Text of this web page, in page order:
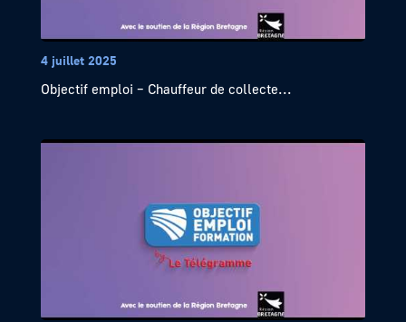
4 juillet 2025
Objectif emploi – Chauffeur de collecte...